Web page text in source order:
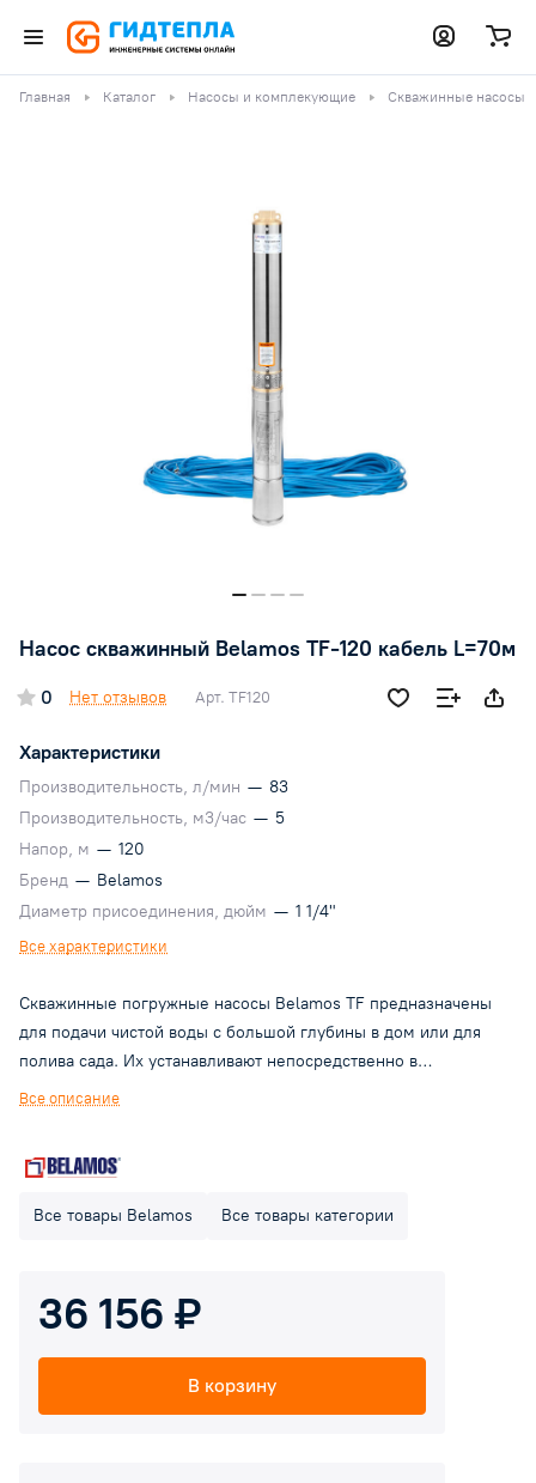
Главная Каталог Насосы и комплекующие Скважинные насосы
Насос скважинный Belamos TF-120 кабель L=70м
0 Нет отзывов Арт. TF120
Характеристики
Производительность, л/мин — 83
Производительность, м3/час — 5
Напор, м — 120
Бренд — Belamos
Диаметр присоединения, дюйм — 1 1/4"
Все характеристики
Скважинные погружные насосы Belamos TF предназначены
для подачи чистой воды с большой глубины в дом или для
полива сада. Их устанавливают непосредственно в
пробуренные скважины. Применяются для работы в системах
подключить к центральной системе водоснабжения. Способен
подавать питьевую воду под высоким давлением из скважины
Все описание
Все товары Belamos Все товары категории
36 156 ₽
В корзину